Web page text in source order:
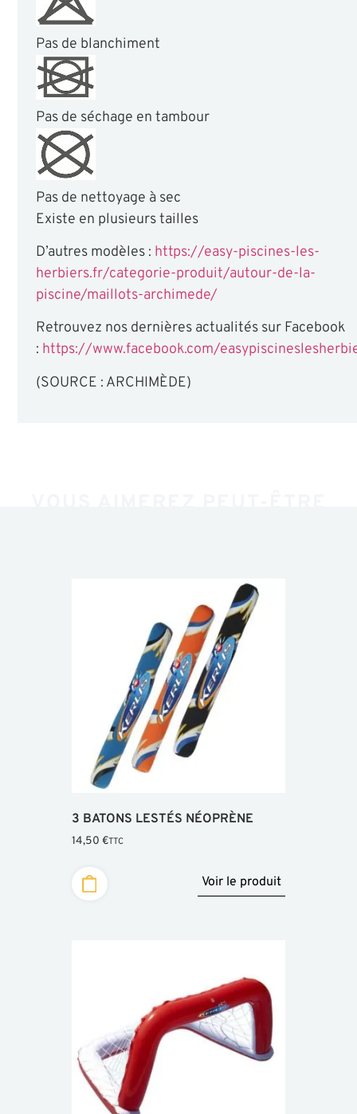
Pas de blanchiment
Pas de séchage en tambour
Pas de nettoyage à sec
Existe en plusieurs tailles
D’autres modèles : https://easy-piscines-les-
herbiers.fr/categorie-produit/autour-de-la-
piscine/maillots-archimede/
Retrouvez nos dernières actualités sur Facebook
: https://www.facebook.com/
(SOURCE : ARCHIMÈDE)
3 BATONS LESTÉS NÉOPRÈNE
14,50 €TTC
Voir le produit